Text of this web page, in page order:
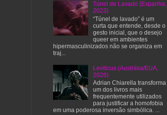
Túnel de Lavado (Espanha,
2023)
“Túnel de lavado” é um
curta que entende, desde o
gesto inicial, que o desejo
queer em ambientes
hipermasculinizados não se organiza em
traj...
Leviticus (Austrália/EUA,
2026)
Adrian Chiarella transforma
um dos livros mais
frequentemente utilizados
para justificar a homofobia
em uma poderosa inversão simbólica. ...